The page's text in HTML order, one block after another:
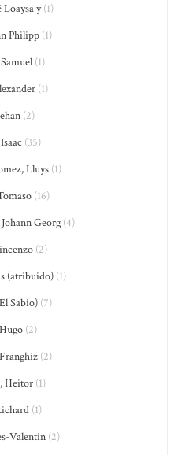
Loaysa y(1)
Philipp(1)
(1)
(1)
(2)
(35)
Lluys(1)
(16)
Georg (4)
(2)
(atribuido) (1)
Sabio) (7)
(2)
(2)
Heitor (1)
(1)
Valentin (2)